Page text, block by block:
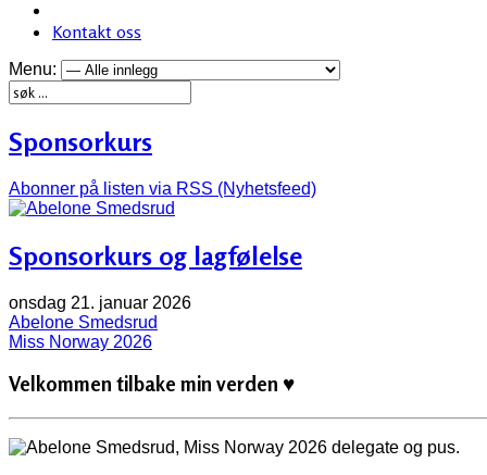
Kontakt oss
Menu:
Sponsorkurs
Abonner på listen via RSS (Nyhetsfeed)
Sponsorkurs og lagfølelse
onsdag 21. januar 2026
Abelone Smedsrud
Miss Norway 2026
Velkommen tilbake min verden ♥